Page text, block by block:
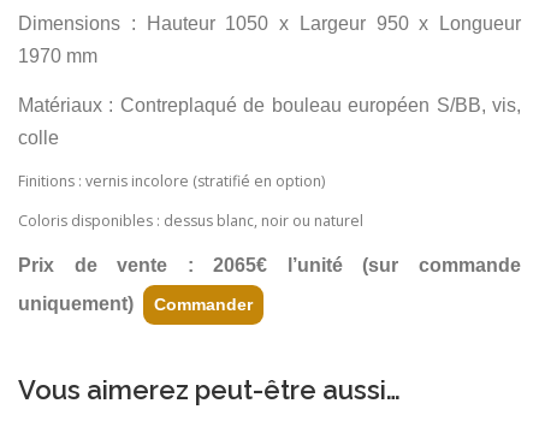
Dimensions : Hauteur 1050 x Largeur 950 x Longueur
1970 mm
Matériaux : Contreplaqué de bouleau européen S/BB, vis,
colle
Finitions : vernis incolore (stratifié en option)
Coloris disponibles : dessus blanc, noir ou naturel
Prix de vente : 2065€ l’unité (sur commande
uniquement)
Commander
Vous aimerez peut-être aussi…